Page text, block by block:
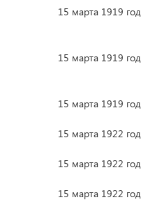
15 марта 1919 год
15 марта 1919 год
15 марта 1919 год
15 марта 1922 год
15 марта 1922 год
15 марта 1922 год